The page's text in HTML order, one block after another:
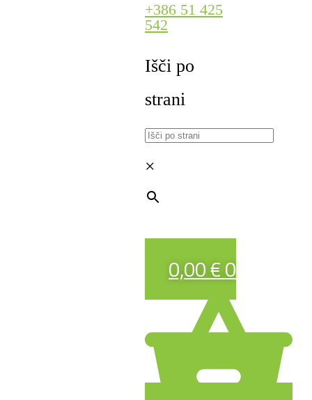
+386 51 425
542
Išči po
strani
×
0,00€0